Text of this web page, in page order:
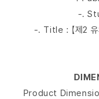
-.
-. Title : 【제2 유
Product